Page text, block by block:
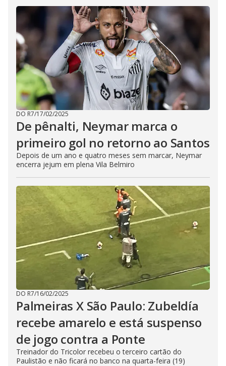
DO R7/17/02/2025
De pênalti, Neymar marca o
primeiro gol no retorno ao Santos
Depois de um ano e quatro meses sem marcar, Neymar
encerra jejum em plena Vila Belmiro
DO R7/16/02/2025
Palmeiras X São Paulo: Zubeldía
recebe amarelo e está suspenso
de jogo contra a Ponte
Treinador do Tricolor recebeu o terceiro cartão do
Paulistão e não ficará no banco na quarta-feira (19)